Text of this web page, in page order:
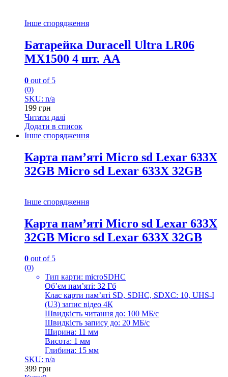
Інше спорядження
Батарейка Duracell Ultra LR06
MX1500 4 шт. АА
0 out of 5
(0)
SKU: n/a
199 грн
Читати далі
Додати в список
Інше спорядження
Карта пам’яті Micro sd Lexar 633X
32GB Micro sd Lexar 633X 32GB
Інше спорядження
Карта пам’яті Micro sd Lexar 633X
32GB Micro sd Lexar 633X 32GB
0 out of 5
(0)
Тип карти: microSDHC
Об’єм пам’яті: 32 Гб
Клас карти пам’яті SD, SDHC, SDXC: 10, UHS-I
(U3) запис відео 4К
Швидкість читання до: 100 МБ/с
Швидкість запису до: 20 МБ/с
Ширина: 11 мм
Висота: 1 мм
Глибина: 15 мм
SKU: n/a
399 грн